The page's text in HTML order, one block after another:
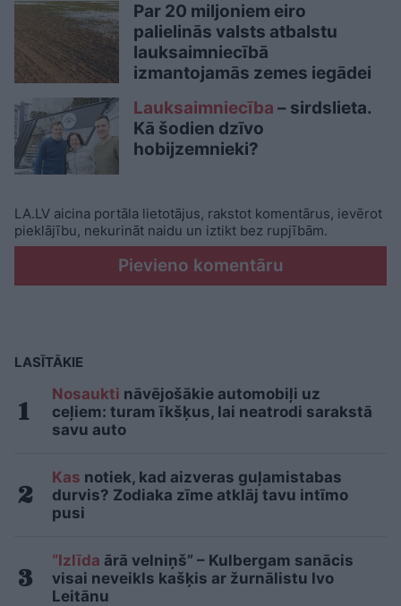
Par 20 miljoniem eiro
palielinās valsts atbalstu
lauksaimniecībā
izmantojamās zemes iegādei
Lauksaimniecība – sirdslieta.
Kā šodien dzīvo
hobijzemnieki?
LA.LV aicina portāla lietotājus, rakstot komentārus, ievērot
pieklājību, nekurināt naidu un iztikt bez rupjībām.
Pievieno komentāru
LASĪTĀKIE
Nosaukti nāvējošākie automobiļi uz
ceļiem: turam īkšķus, lai neatrodi sarakstā
savu auto
Kas notiek, kad aizveras guļamistabas
durvis? Zodiaka zīme atklāj tavu intīmo
pusi
“Izlīda ārā velniņš” – Kulbergam sanācis
visai neveikls kašķis ar žurnālistu Ivo
Leitānu